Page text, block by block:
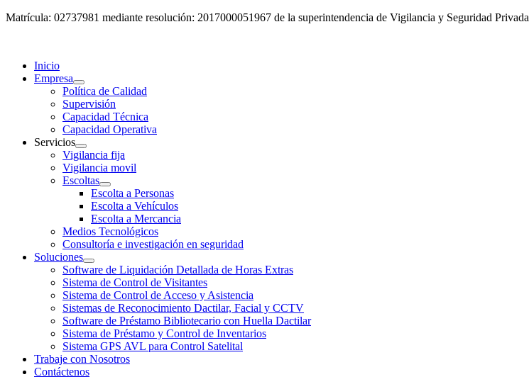
Matrícula: 02737981 mediante resolución: 2017000051967 de la superintendencia de Vigilancia y Seguridad Privada
Inicio
Empresa
Política de Calidad
Supervisión
Capacidad Técnica
Capacidad Operativa
Servicios
Vigilancia fija
Vigilancia movil
Escoltas
Escolta a Personas
Escolta a Vehículos
Escolta a Mercancia
Medios Tecnológicos
Consultoría e investigación en seguridad
Soluciones
Software de Liquidación Detallada de Horas Extras
Sistema de Control de Visitantes
Sistema de Control de Acceso y Asistencia
Sistemas de Reconocimiento Dactilar, Facial y CCTV
Software de Préstamo Bibliotecario con Huella Dactilar
Sistema de Préstamo y Control de Inventarios
Sistema GPS AVL para Control Satelital
Trabaje con Nosotros
Contáctenos